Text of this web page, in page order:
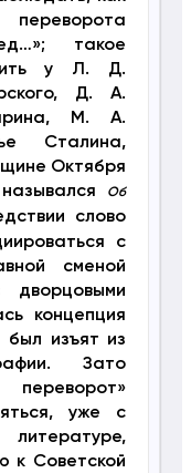
такое
у Л. Д.
Д. А.
М. А.
Сталина,
Октября
Об
слово
с
сменой
концепция
был изъят из
Зато
переворот»
уже с
к Советской